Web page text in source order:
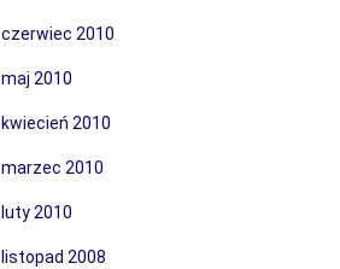
czerwiec 2010
maj 2010
kwiecień 2010
marzec 2010
luty 2010
listopad 2008